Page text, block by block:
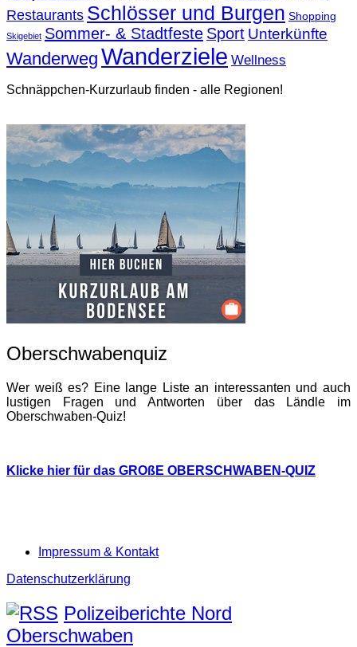
Restaurants Schlösser und Burgen Shopping
Skigebiet Sommer- & Stadtfeste Sport Unterkünfte
Wanderweg Wanderziele Wellness
Schnäppchen-Kurzurlaub finden - alle Regionen!
Oberschwabenquiz
Wer weiß es? Eine lange Liste an interessanten und auch
lustigen Fragen und Antworten über das Ländle im
Oberschwaben-Quiz!
Klicke hier für das GROßE OBERSCHWABEN-QUIZ
Impressum & Kontakt
Datenschutzerklärung
Polizeiberichte Nord
Oberschwaben